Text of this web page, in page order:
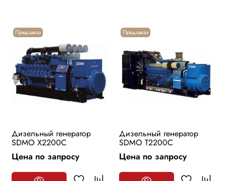
Предзаказ
Дизельный генератор
SDMO X2200C
Цена по запросу
Предзаказ
Дизельный генератор
SDMO T2200C
Цена по запросу